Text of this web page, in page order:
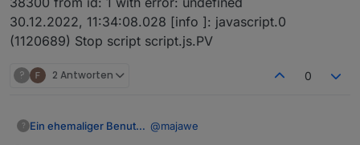
30.12.2022, 11:34:08.028 [info ]: javascript.0
(1120689) Stop script script.js.PV
? 2 Antworten 0
? Ein ehemaliger Benutzer @majawe